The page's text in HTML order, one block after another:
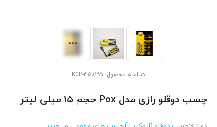
شناسه محصول: KCP-35835
چسب دوقلو رازی مدل Pox حجم ۱۵ میلی لیتر